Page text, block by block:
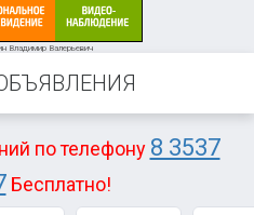
Владимир Валерьевич
по телефону 8 3537
Бесплатно!